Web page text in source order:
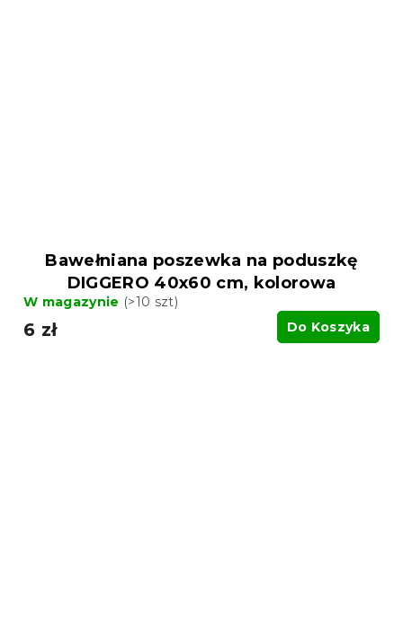
Bawełniana poszewka na poduszkę
DIGGERO 40x60 cm, kolorowa
W magazynie (>10 szt)
6 zł Do Koszyka